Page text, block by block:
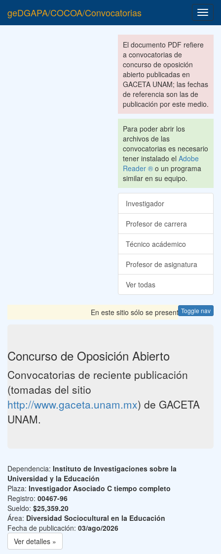
geDGAPA/COCOA/Convocatorias
El documento PDF refiere
a convocatorias de
concurso de oposición
abierto publicadas en
GACETA UNAM; las fechas
de referencia son las de
publicación por este medio.
Para poder abrir los
archivos de las
convocatorias es necesario
tener instalado el Adobe
Reader ® o un programa
similar en su equipo.
Investigador
Profesor de carrera
Técnico acádemico
Profesor de asignatura
Ver todas
Toggle nav
En este sitio sólo se presentan las
Concurso de Oposición Abierto
Convocatorias de reciente publicación
(tomadas del sitio
http://www.gaceta.unam.mx) de GACETA
UNAM.
Dependencia: Instituto de Investigaciones sobre la
Universidad y la Educación
Plaza: Investigador Asociado C tiempo completo
Registro: 00467-96
Sueldo: $25,359.20
Área: Diversidad Sociocultural en la Educación
Fecha de publicación: 03/ago/2026
Ver detalles »